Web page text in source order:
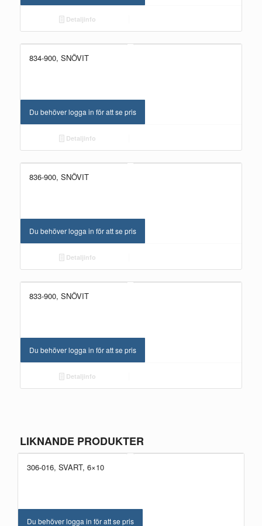
Detaljinfo
834-900, SNÖVIT
Du behöver logga in för att se pris
Detaljinfo
836-900, SNÖVIT
Du behöver logga in för att se pris
Detaljinfo
833-900, SNÖVIT
Du behöver logga in för att se pris
Detaljinfo
LIKNANDE PRODUKTER
306-016, SVART, 6×10
Du behöver logga in för att se pris